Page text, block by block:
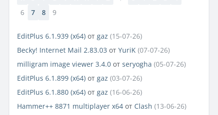
6
7 8 9
EditPlus 6.1.939 (x64) от gaz (15-07-26)
Becky! Internet Mail 2.83.03 от YuriK (07-07-26)
milligram image viewer 3.4.0 от seryogha (05-07-26)
EditPlus 6.1.899 (x64) от gaz (03-07-26)
EditPlus 6.1.880 (x64) от gaz (16-06-26)
Hammer++ 8871 multiplayer x64 от Clash (13-06-26)